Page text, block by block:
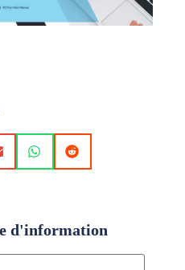
d'information